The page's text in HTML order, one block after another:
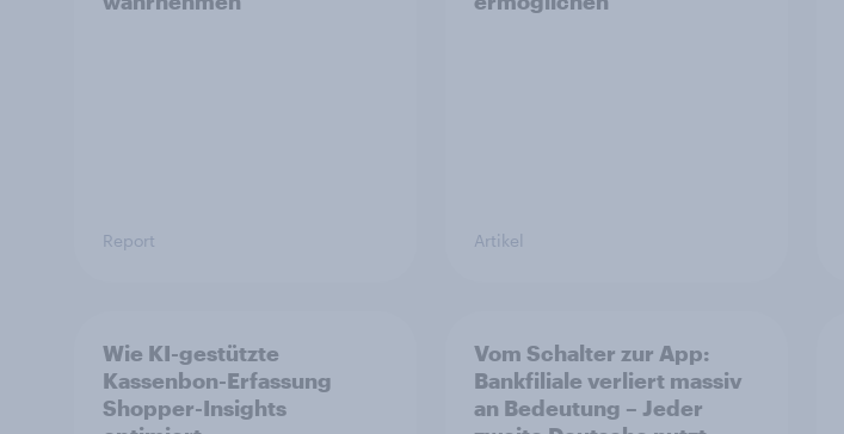
Report Artikel
Wie KI-gestützte
Kassenbon-Erfassung
Shopper-Insights
Vom Schalter zur App:
Bankfiliale verliert massiv
an Bedeutung – Jeder